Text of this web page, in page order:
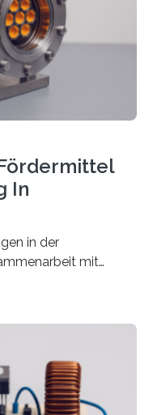
die Energiewende.
kann kein Strom
Energien-
In
in der
mit
zu
Europäischen
– mit einer
Millionen Euro.